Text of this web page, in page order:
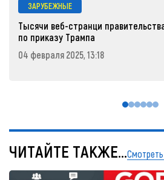
ЗАРУБЕЖНЫЕ
Тысячи веб-странци
по приказу Трампа
04 февраля 2025, 13:18
ЧИТАЙТЕ ТАКЖЕ...